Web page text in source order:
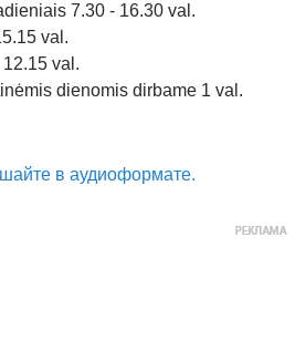
7.30 - 16.30 val.
val.
val.
dienomis dirbame 1 val.
в аудиоформате.